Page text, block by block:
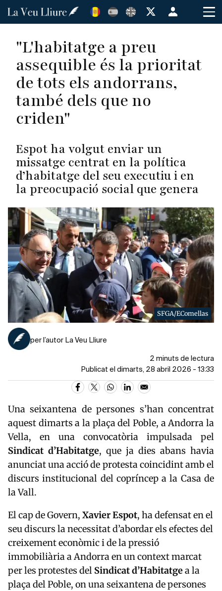
Vés
Menú
de
usuario
"L'habitatge a preu
assequible és la prioritat
de tots els andorrans,
també dels que no
criden"
Espot ha volgut enviar un
missatge centrat en la política
d’habitatge del seu executiu i en
la preocupació social que genera
SFGA/EComellas
per l’autor La Veu Lliure
2 minuts de lectura
Publicat el dimarts, 28 abril 2026 - 13:33
Una seixantena de persones s’han concentrat
aquest dimarts a la plaça del Poble, a Andorra la
Vella, en una convocatòria impulsada pel
Sindicat d’Habitatge, que ja dies abans havia
anunciat una acció de protesta coincidint amb el
discurs institucional del copríncep a la Casa de
la Vall.
El cap de Govern, Xavier Espot, ha defensat en el
seu discurs la necessitat d’abordar els efectes del
creixement econòmic i de la pressió
immobiliària a Andorra en un context marcat
per les protestes del Sindicat d’Habitatgea la
plaça del Poble, on una seixantena de persones